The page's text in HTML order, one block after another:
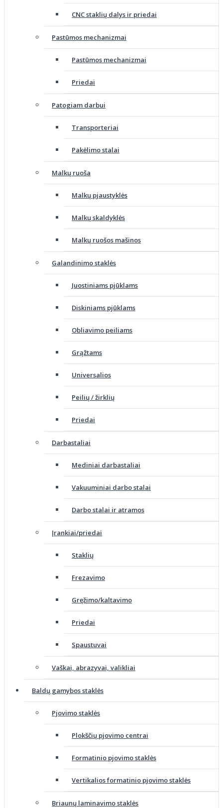
CNC staklių dalys ir priedai
Pastūmos mechanizmai
Pastūmos mechanizmai
Priedai
Patogiam darbui
Transporteriai
Pakėlimo stalai
Malkų ruoša
Malkų pjaustyklės
Malkų skaldyklės
Malkų ruošos mašinos
Galandinimo staklės
Juostiniams pjūklams
Diskiniams pjūklams
Obliavimo peiliams
Grąžtams
Universalios
Peilių / žirklių
Priedai
Darbastaliai
Mediniai darbastaliai
Vakuuminiai darbo stalai
Darbo stalai ir atramos
Įrankiai/priedai
Staklių
Frezavimo
Gręžimo/kaltavimo
Priedai
Spaustuvai
Vaškai, abrazyvai, valikliai
Baldų gamybos staklės
Pjovimo staklės
Plokščių pjovimo centrai
Formatinio pjovimo staklės
Vertikalios formatinio pjovimo staklės
Briaunų laminavimo staklės